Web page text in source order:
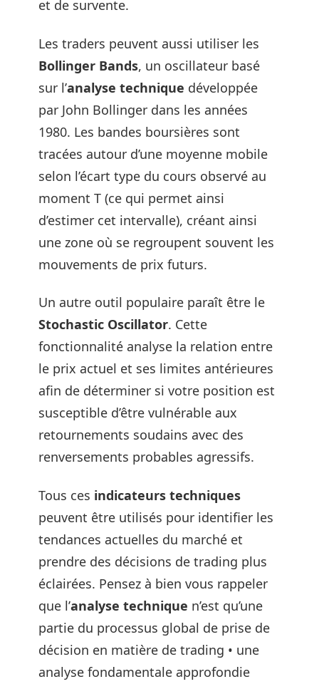
et de survente.
Les traders peuvent aussi utiliser les
Bollinger Bands, un oscillateur basé
sur l’analyse technique développée
par John Bollinger dans les années
1980. Les bandes boursières sont
tracées autour d’une moyenne mobile
selon l’écart type du cours observé au
moment T (ce qui permet ainsi
d’estimer cet intervalle), créant ainsi
une zone où se regroupent souvent les
mouvements de prix futurs.
Un autre outil populaire paraît être le
Stochastic Oscillator. Cette
fonctionnalité analyse la relation entre
le prix actuel et ses limites antérieures
afin de déterminer si votre position est
susceptible d’être vulnérable aux
retournements soudains avec des
renversements probables agressifs.
Tous ces indicateurs techniques
peuvent être utilisés pour identifier les
tendances actuelles du marché et
prendre des décisions de trading plus
éclairées. Pensez à bien vous rappeler
que l’analyse technique n’est qu’une
partie du processus global de prise de
décision en matière de trading • une
analyse fondamentale approfondie